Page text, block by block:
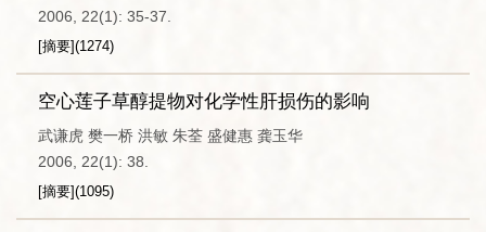
2006, 22(1): 35-37.
[摘要](1274)
空心莲子草醇提物对化学性肝损伤的影响
武谦虎 樊一桥 洪敏 朱荃 盛健惠 龚玉华
2006, 22(1): 38.
[摘要](1095)